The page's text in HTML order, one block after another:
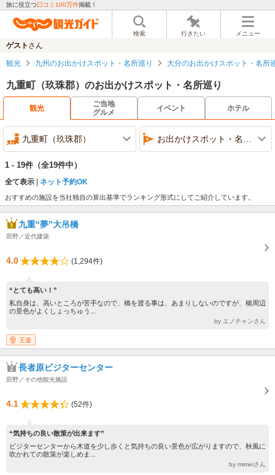
旅に役立つ口コミ100万件掲載！
検索 行きたい メニュー
ゲスト さん
観光 九州のお出かけスポット・名所巡り 大分のお出かけスポット・名所
九重町（玖珠郡）のお出かけスポット・名所巡り
観光
ご当地
グルメ
イベント ホテル
九重町（玖珠郡） お出かけスポット・名所巡り
1 - 19件 （全19件中）
全て表示 ネット予約OK
おすすめの施設を当社独自の算出基準でランキング形式にしてご紹介しています。
九重“夢”大吊橋
田野／近代建築
4.0 (1,294件)
“とても高い！”
私自身は、高いところが苦手なので、橋を渡る事は、あまりしないのですが、橋周辺
の景色がよくしょっちゅう...
by エノチャンさん
王道
長者原ビジターセンター
田野／その他観光施設
4.1 (52件)
“気持ちの良い散策が出来ます”
ビジターセンターから木道を少し歩くと気持ちの良い景色が広がりますので、秋風に
吹かれての散策が楽しめま...
by mimeiさん